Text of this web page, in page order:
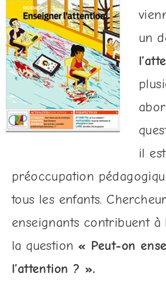
un
il
préoccupation
tous les enfants.
enseignants contribuent
la question « Peut-on
l’attention ? ».